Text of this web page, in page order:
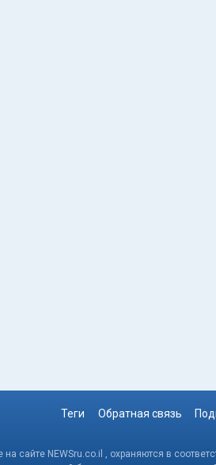
Теги Обратная связь
сайте NEWSru.co.il , охраняются в